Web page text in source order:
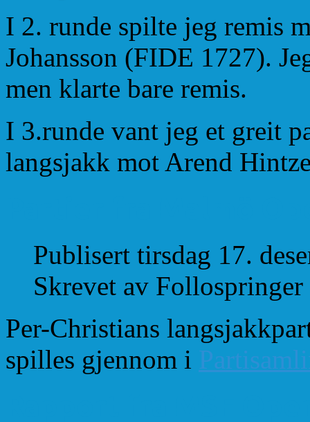
I 2. runde spilte jeg remis
Johansson (FIDE 1727).
men klarte bare remis.
I 3.runde vant jeg et greit
langsjakk mot Arend
Publisert tirsdag 17.
Skrevet av Follospringer
Per-Christians
spilles gjennom i